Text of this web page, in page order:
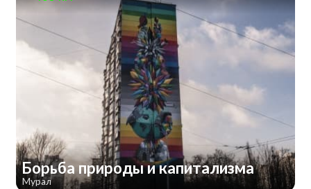
Борьба природы и капитализма
Мурал